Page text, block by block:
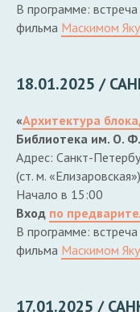
В программе:
фильма Маскимом
18.01.2025 /
«Архитектура
Библиотека им. О.
Адрес: Санкт-
(ст. м. «Елизаровская»)
Начало в 15:00
Вход по
В программе:
фильма Маскимом
17.01.2025 /